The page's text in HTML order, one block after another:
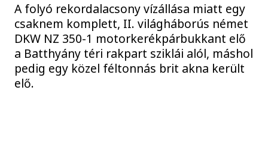
A folyó rekordalacsony vízállása miatt egy
csaknem komplett, II. világháborús német
DKW NZ 350-1 motorkerékpárbukkant elő
a Batthyány téri rakpart sziklái alól, máshol
pedig egy közel féltonnás brit akna került
elő.